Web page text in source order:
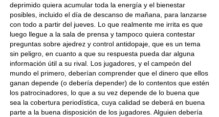
deprimido quiera acumular toda la energía y el bienestar
posibles, incluido el día de descanso de mañana, para lanzarse
con todo a partir del jueves. Lo que realmente me irrita es que
luego llegue a la sala de prensa y tampoco quiera contestar
preguntas sobre ajedrez y control antidopaje, que es un tema
sin peligro, en cuanto a que su respuesta pueda dar alguna
información útil a su rival. Los jugadores, y el campeón del
mundo el primero, deberían comprender que el dinero que ellos
ganan depende (o debería depender) de lo contentos que estén
los patrocinadores, lo que a su vez depende de lo buena que
sea la cobertura periodística, cuya calidad se deberá en buena
parte a la buena disposición de los jugadores. Alguien debería